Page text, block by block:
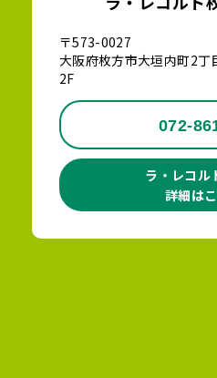
〒573-0027
大阪府枚方市大垣内町2
2F
072-
ラ・レコル
詳細は